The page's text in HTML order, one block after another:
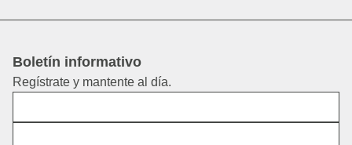
Boletín informativo
Regístrate y mantente al día.